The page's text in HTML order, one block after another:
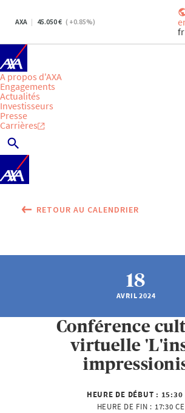
AXA 45.050 ( +0.85%)
fr
A propos d'AXA
Engagements
Actualités
Investisseurs
Presse
Carrières
RETOUR AU CALENDRIER
18
AVRIL 2024
Conférence
virtuelle
HEURE DE DÉBUT : 15:30
HEURE DE FIN : 17:30